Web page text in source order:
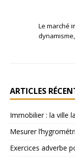
Le marché
ARTICLES
Immobilier : la ville
Mesurer
Exercices adverbe